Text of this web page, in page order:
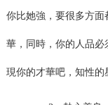
你比她強，要很多方
華，同時，你的人品
現你的才華吧，知性的